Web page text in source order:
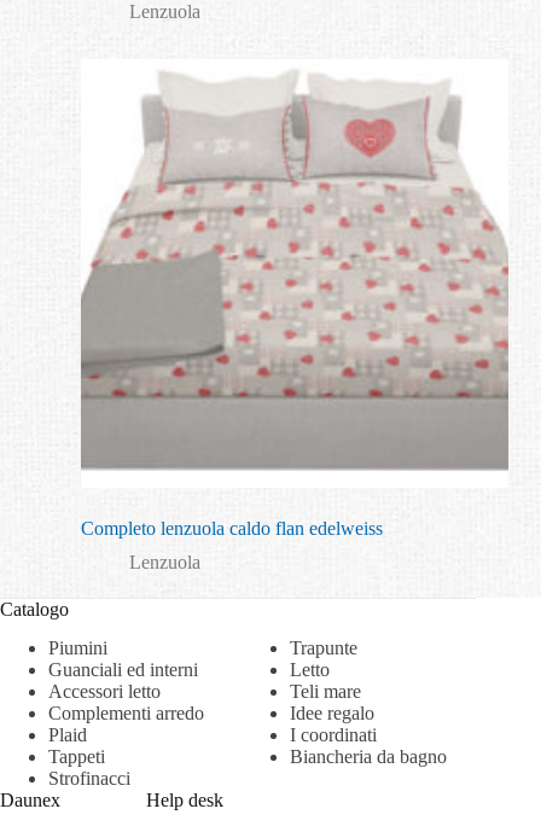
Lenzuola
Completo lenzuola caldo flan edelweiss
Lenzuola
Catalogo
Piumini
Trapunte
Guanciali ed interni
Letto
Accessori letto
Teli mare
Complementi arredo
Idee regalo
Plaid
I coordinati
Tappeti
Biancheria da bagno
Strofinacci
Daunex
Help desk